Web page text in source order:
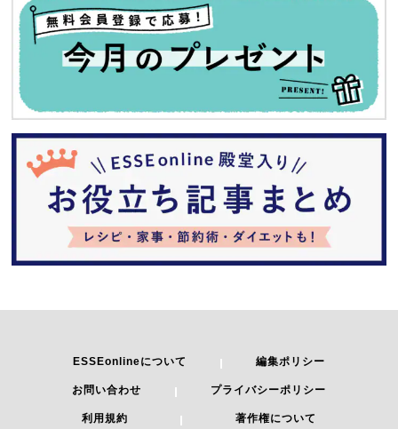
ESSEonlineについて 編集ポリシー
お問い合わせ プライバシーポリシー
利用規約 著作権について